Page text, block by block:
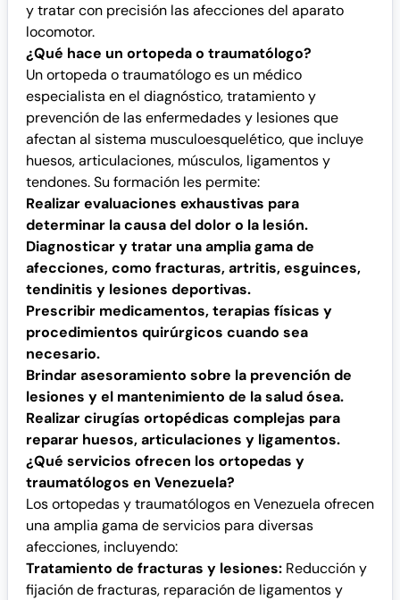
y tratar con precisión las afecciones del aparato
locomotor.
¿Qué hace un ortopeda o traumatólogo?
Un ortopeda o traumatólogo es un médico
especialista en el diagnóstico, tratamiento y
prevención de las enfermedades y lesiones que
afectan al sistema musculoesquelético, que incluye
huesos, articulaciones, músculos, ligamentos y
tendones. Su formación les permite:
Realizar evaluaciones exhaustivas para
determinar la causa del dolor o la lesión.
Diagnosticar y tratar una amplia gama de
afecciones, como fracturas, artritis, esguinces,
tendinitis y lesiones deportivas.
Prescribir medicamentos, terapias físicas y
procedimientos quirúrgicos cuando sea
necesario.
Brindar asesoramiento sobre la prevención de
lesiones y el mantenimiento de la salud ósea.
Realizar cirugías ortopédicas complejas para
reparar huesos, articulaciones y ligamentos.
¿Qué servicios ofrecen los ortopedas y
traumatólogos en Venezuela?
Los ortopedas y traumatólogos en Venezuela ofrecen
una amplia gama de servicios para diversas
afecciones, incluyendo:
Tratamiento de fracturas y lesiones: Reducción y
fijación de fracturas, reparación de ligamentos y